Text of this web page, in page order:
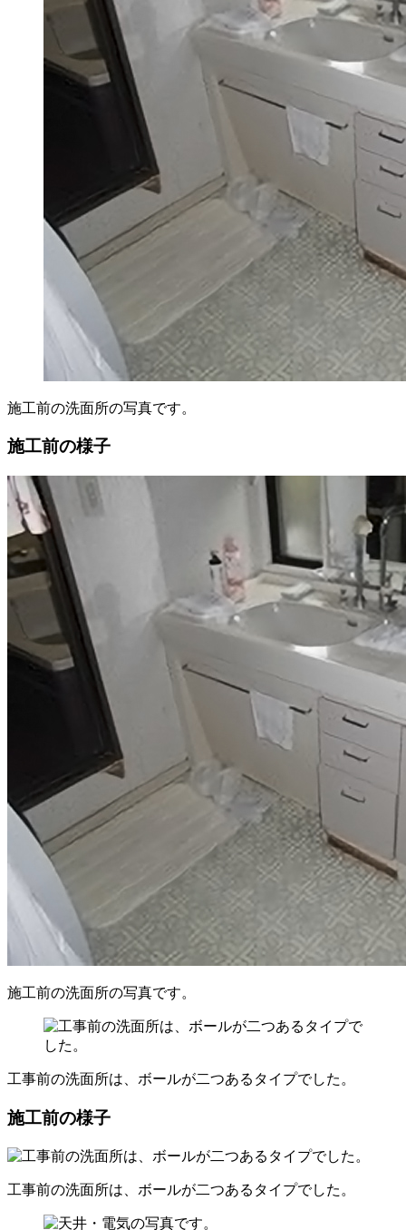
施工前の洗面所の写真です。
施工前の様子
施工前の洗面所の写真です。
工事前の洗面所は、ボールが二つあるタイプでした。
施工前の様子
工事前の洗面所は、ボールが二つあるタイプでした。